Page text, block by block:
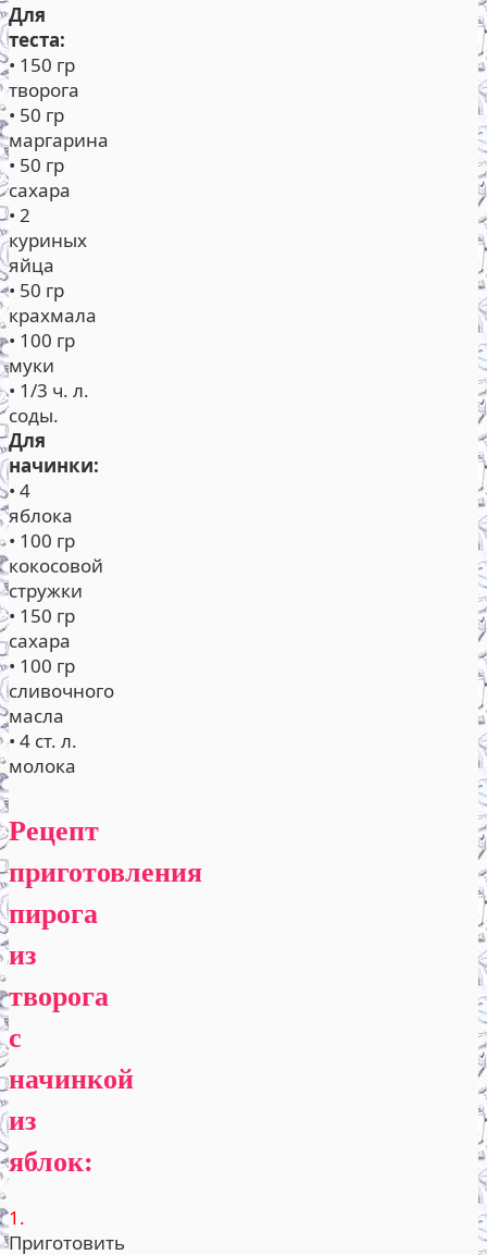
Для
теста:
• 150 гр
творога
• 50 гр
маргарина
• 50 гр
сахара
• 2
куриных
яйца
• 50 гр
крахмала
• 100 гр
муки
• 1/3 ч. л.
соды.
Для
начинки:
• 4
яблока
• 100 гр
кокосовой
стружки
• 150 гр
сахара
• 100 гр
сливочного
масла
• 4 ст. л.
молока
Рецепт
приготовления
пирога
из
творога
с
начинкой
из
яблок:
1.
Приготовить